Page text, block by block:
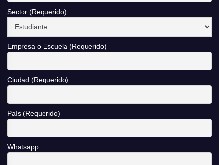
Sector (Requerido)
Empresa o Escuela (Requerido)
Ciudad (Requerido)
País (Requerido)
Whatsapp